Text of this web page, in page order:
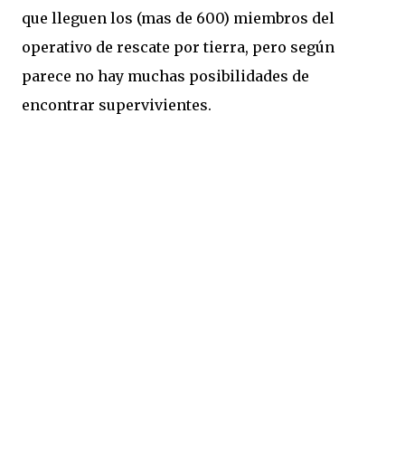
que lleguen los (mas de 600) miembros del
operativo de rescate por tierra, pero según
parece no hay muchas posibilidades de
encontrar supervivientes.